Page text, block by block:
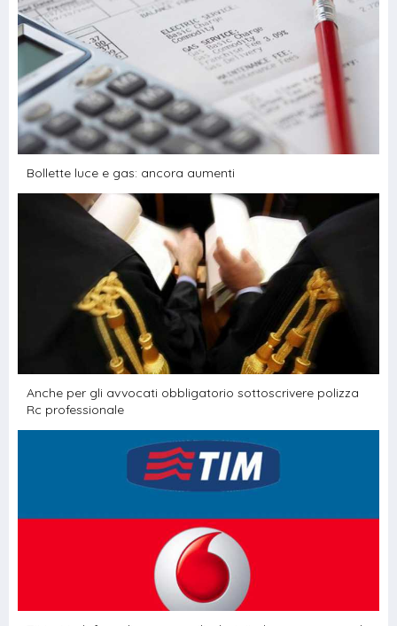
Bollette luce e gas: ancora aumenti
Anche per gli avvocati obbligatorio sottoscrivere polizza
Rc professionale